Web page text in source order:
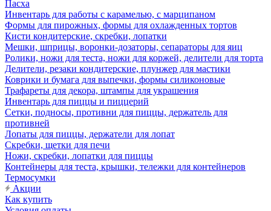
Пасха
Инвентарь для работы с карамелью, с марципаном
Формы для пирожных, формы для охлажденных тортов
Кисти кондитерские, скребки, лопатки
Мешки, шприцы, воронки-дозаторы, сепараторы для яиц
Ролики, ножи для теста, ножи для коржей, делители для торта
Делители, резаки кондитерские, плунжер для мастики
Коврики и бумага для выпечки, формы силиконовые
Трафареты для декора, штампы для украшения
Инвентарь для пиццы и пиццерий
Сетки, подносы, противни для пиццы, держатель для
противней
Лопаты для пиццы, держатели для лопат
Скребки, щетки для печи
Ножи, скребки, лопатки для пиццы
Контейнеры для теста, крышки, тележки для контейнеров
Термосумки
Акции
Как купить